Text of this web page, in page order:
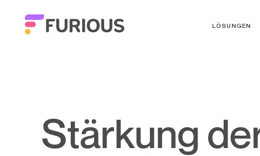
LÖSUNGEN
Stärkung der Beziehung zwischen